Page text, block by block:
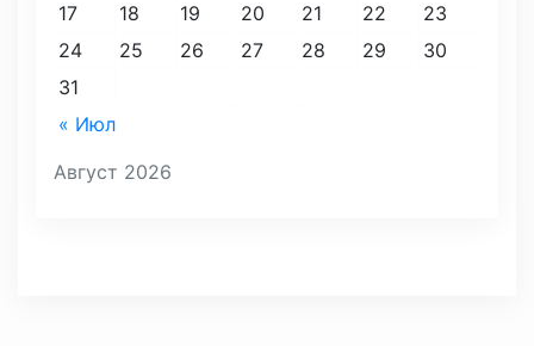
Август 2026
« Июл
17
18 19 20 21 22
23
24
25 26 27 28 29
30
31